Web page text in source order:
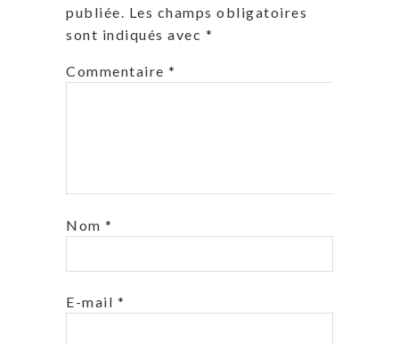
publiée. Les champs obligatoires
sont indiqués avec *
Commentaire *
Nom *
E-mail *